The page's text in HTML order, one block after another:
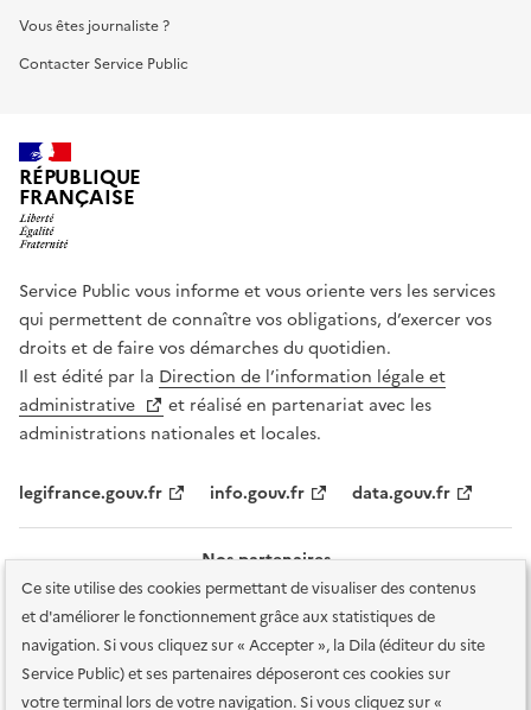
Ce site utilise des cookies permettant de visualiser des contenus
et d'améliorer le fonctionnement grâce aux statistiques de
navigation. Si vous cliquez sur « Accepter », la Dila (éditeur du site
Service Public) et ses partenaires déposeront ces cookies sur
votre terminal lors de votre navigation. Si vous cliquez sur «
Vous êtes journaliste ?
Contacter Service Public
RÉPUBLIQUE
FRANÇAISE
Service Public vous informe et vous oriente vers les services
qui permettent de connaître vos obligations, d’exercer vos
droits et de faire vos démarches du quotidien.
Il est édité par la Direction de l’information légale et
administrative
et réalisé en partenariat avec les
administrations nationales et locales.
legifrance.gouv.fr info.gouv.fr data.gouv.fr
Nos partenaires